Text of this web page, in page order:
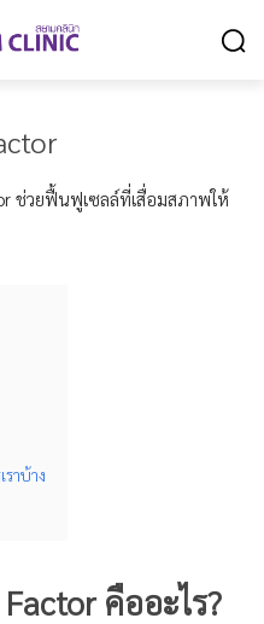
ช่วยฟื้นฟูเซลล์ที่เสื่อมสภาพให้
ราบ้าง
คืออะไร?